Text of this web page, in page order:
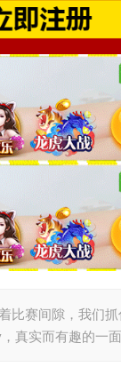
比赛间隙，我们
真实而有趣的一面